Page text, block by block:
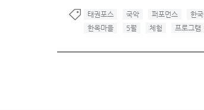
태권포스 국악 퍼포먼스 한국
한옥마을
5월 체험 프로그램